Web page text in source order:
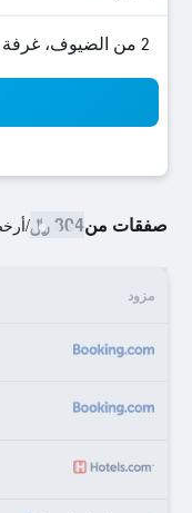
2 من الضيوف، غرفة واحدة
صفقات من304 ﷼ /
مزود